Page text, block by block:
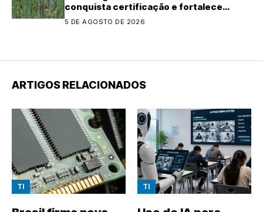
conquista certificação e fortalece
5 DE AGOSTO DE 2026
ARTIGOS RELACIONADOS
TI TI